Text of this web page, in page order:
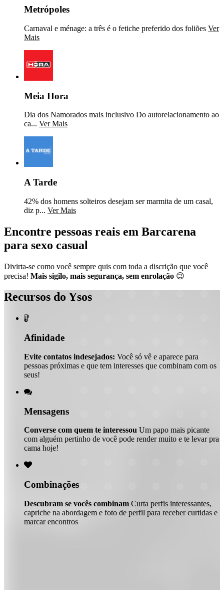
Metrópoles
Carnaval e ménage: a três é o fetiche preferido dos foliões Ver
Mais
Meia Hora
Dia dos Namorados mais inclusivo Do autorelacionamento ao
ca... Ver Mais
A Tarde
42% dos homens solteiros desejam ser marmita de um casal,
diz p... Ver Mais
Encontre pessoas reais em Barcarena
para sexo casual
Divirta-se como você sempre quis com toda a discrição que você
precisa! Mais sigilo, mais segurança, sem enrolação 😉
Recursos do Ysos

Afinidade
Evite contatos indesejados: Você só vê e aparece para
pessoas próximas e que tem interesses que combinam com os
seus!

Mensagens
Converse com quem te interessou Um papo mais picante
com alguém pertinho de você pode render muito e te levar pra
cama hoje!

Combinações
Descubram se vocês combinam Curta perfis interessantes,
capriche na abordagem e foto de perfil para receber curtidas e
marcar encontros